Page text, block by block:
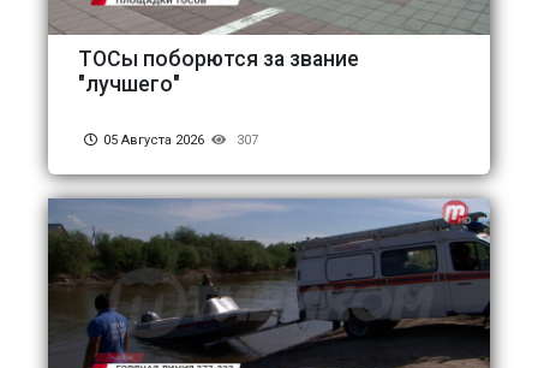
ТОСы поборются за звание
"лучшего"
05 Августа 2026 307